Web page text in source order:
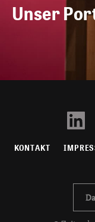
Unser
KONTAKT